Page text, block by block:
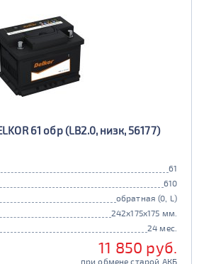
61 обр (LB2.0, низк, 56177)
61
610
обратная (0, L)
242x175x175 мм.
24 мес.
11 850 руб.
при обмене старой АКБ